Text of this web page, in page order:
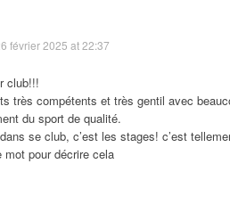
février 2025 at 22:37
club!!!
très compétents et très gentil avec
du sport de qualité.
se club, c’est les stages! c’est
mot pour décrire cela